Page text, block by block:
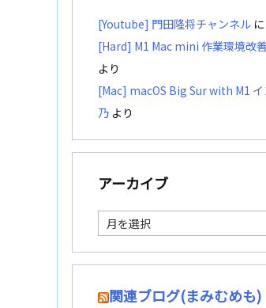
[Youtube] 門田隆将チャンネル に
[Hard] M1 Mac mini 作業環境改
より
[Mac] macOS Big Sur with M1
乃 より
アーカイブ
ア
ー
カ
イ
関連ブログ(まみむめも)